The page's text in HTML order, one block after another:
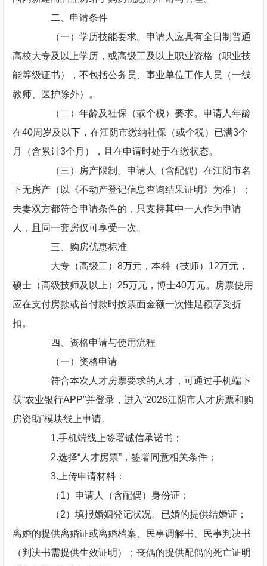
二、申请条件
（一）学历技能要求。申请人应具有全日制普通
高校大专及以上学历，或高级工及以上职业资格（职业技
能等级证书），不包括公务员、事业单位工作人员（一线
教师、医护除外）。
（二）年龄及社保（或个税）要求。申请人年龄
在40周岁及以下，在江阴市缴纳社保（或个税）已满3个
月（含累计3个月），且在申请时处于在缴状态。
（三）房产限制。申请人（含配偶）在江阴市名
下无房产（以《不动产登记信息查询结果证明》为准）；
夫妻双方都符合申请条件的，只支持其中一人作为申请
人，且同一套房仅可享受一次。
三、购房优惠标准
大专（高级工）8万元，本科（技师）12万元，
硕士（高级技师及以上）25万元，博士40万元。房票使用
应在支付房款或首付款时按票面金额一次性足额享受折
扣。
四、资格申请与使用流程
（一）资格申请
符合本次人才房票要求的人才，可通过手机端下
载“农业银行APP”并登录，进入“2026江阴市人才房票和购
房资助”模块线上申请。
1.手机端线上签署诚信承诺书；
2.选择“人才房票”，签署同意相关条件；
3.上传申请材料：
（1）申请人（含配偶）身份证；
（2）填报婚姻登记状况。已婚的提供结婚证；
离婚的提供离婚证或离婚档案、民事调解书、民事判决书
（判决书需提供生效证明）；丧偶的提供配偶的死亡证明